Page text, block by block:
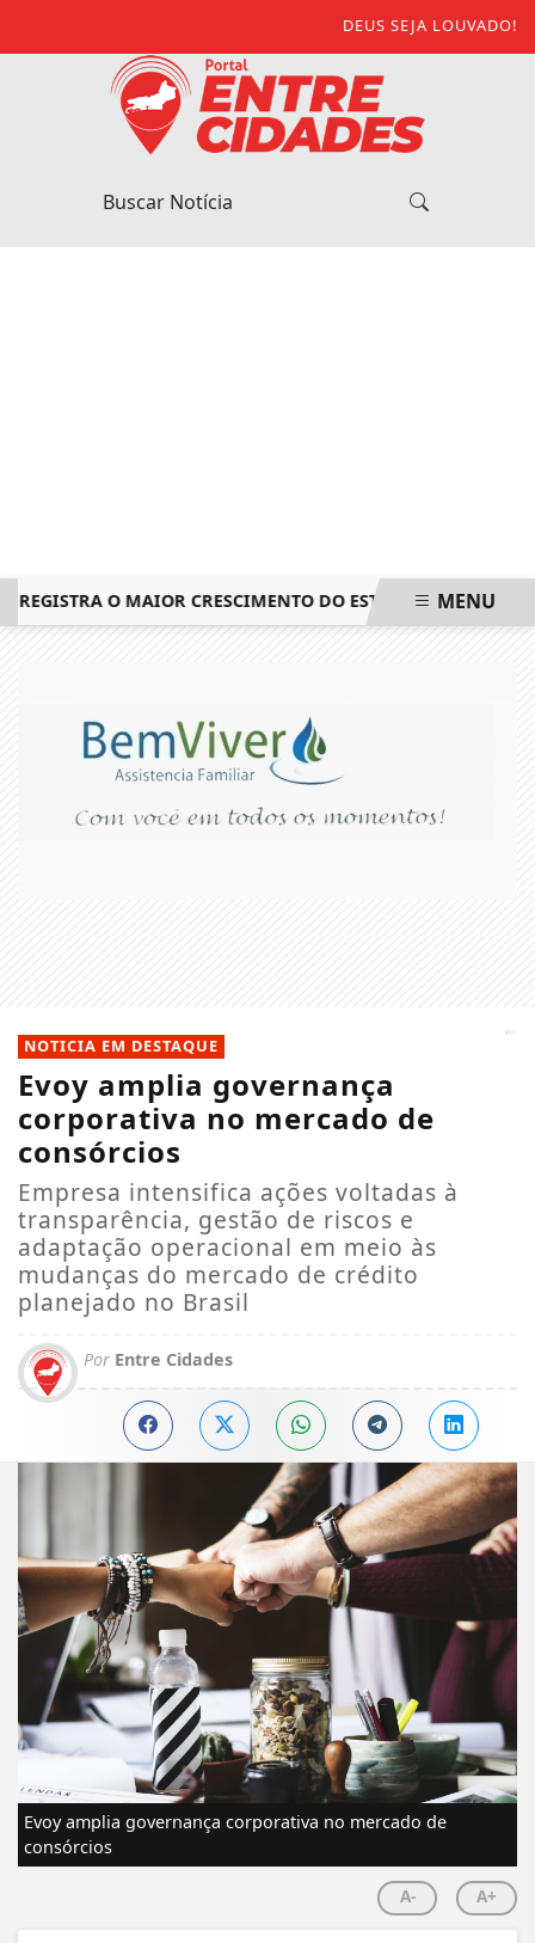
DEUS SEJA LOUVADO!
O MAIOR CRESCIMENTO DO ESTADO DO RIO DE
MENU
NOTICIA EM DESTAQUE
Evoy amplia governança
corporativa no mercado de
consórcios
Empresa intensifica ações voltadas à
transparência, gestão de riscos e
adaptação operacional em meio às
mudanças do mercado de crédito
planejado no Brasil
Por Entre Cidades
Evoy amplia governança corporativa no mercado de
consórcios
A- A+